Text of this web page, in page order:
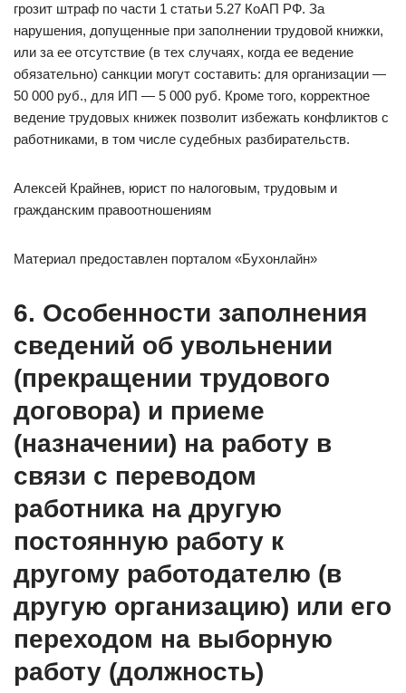
грозит штраф по части 1 статьи 5.27 КоАП РФ. За
нарушения, допущенные при заполнении трудовой книжки,
или за ее отсутствие (в тех случаях, когда ее ведение
обязательно) санкции могут составить: для организации —
50 000 руб., для ИП — 5 000 руб. Кроме того, корректное
ведение трудовых книжек позволит избежать конфликтов с
работниками, в том числе судебных разбирательств.
Алексей Крайнев, юрист по налоговым, трудовым и
гражданским правоотношениям
Материал предоставлен порталом «Бухонлайн»
6. Особенности заполнения
сведений об увольнении
(прекращении трудового
договора) и приеме
(назначении) на работу в
связи с переводом
работника на другую
постоянную работу к
другому работодателю (в
другую организацию) или его
переходом на выборную
работу (должность)